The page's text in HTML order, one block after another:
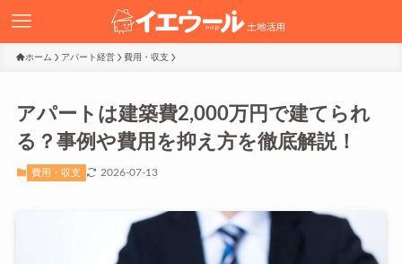
ホーム アパート経営 費用・収支
アパートは建築費2,000万円で建てられ
る？事例や費用を抑え方を徹底解説！
費用・収支 2026-07-13